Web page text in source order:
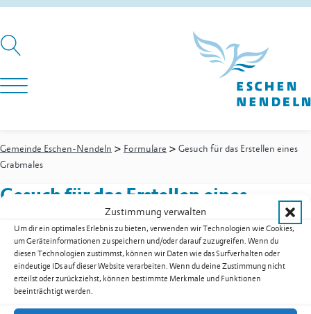
Zustimmung verwalten
Um dir ein optimales Erlebnis zu bieten, verwenden wir Technologien wie Cookies,
um Geräteinformationen zu speichern und/oder darauf zuzugreifen. Wenn du
diesen Technologien zustimmst, können wir Daten wie das Surfverhalten oder
eindeutige IDs auf dieser Website verarbeiten. Wenn du deine Zustimmung nicht
erteilst oder zurückziehst, können bestimmte Merkmale und Funktionen
beeinträchtigt werden.
Gemeinde Eschen-Nendeln > Formulare > Gesuch für das Erstellen eines
Grabmales
Gesuch für das Erstellen eines
Gesuch für das Erstellen eines Grabmales als PDF herunterladen
Zur Übersicht der Downloads